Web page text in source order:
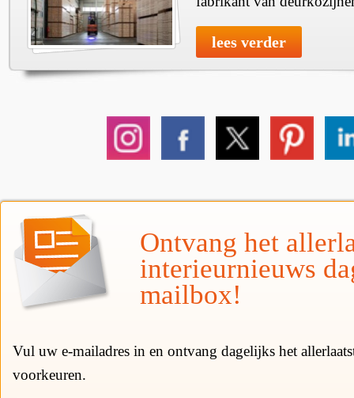
lees verder
Ontvang het
interieurnieuws
mailbox!
Vul uw e-mailadres in en ontvang dagelijks het
voorkeuren.